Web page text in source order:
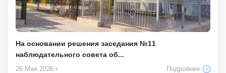
На основании решения заседания №11
наблюдательного совета об...
26 Мая 2026 г Подробнее